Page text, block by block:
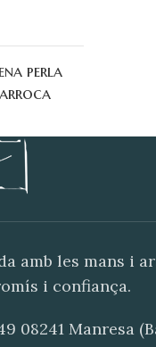
perla
amb les mans i
i confiança.
08241 Manresa